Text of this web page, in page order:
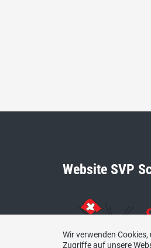
Website SVP
Wir verwenden
Zugriffe auf unsere